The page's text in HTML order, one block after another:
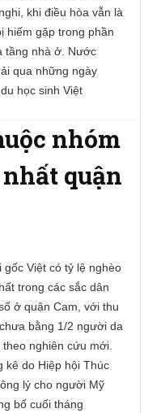
khi điều hòa vẫn là
hiếm gặp trong phần
tầng nhà ở. Nước
qua những ngày
học sinh Việt
nhóm
quận
gốc Việt có tỷ lệ nghèo
trong các sắc dân
ở quận Cam, với thu
bằng 1/2 người da
theo nghiên cứu mới.
kê do Hiệp hội Thúc
lý cho người Mỹ
bố cuối tháng